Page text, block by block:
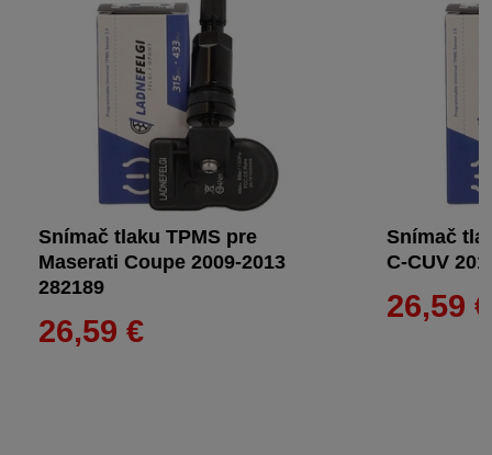
Snímač tlaku TPMS pre
Maserati Coupe 2009-2013
282189
26,59 €
Snímač
C-CUV
26,59 €